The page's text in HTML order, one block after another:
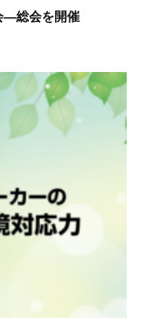
―総会を開催